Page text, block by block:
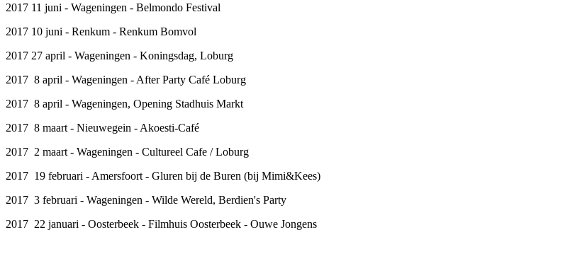
2017 11 juni - Wageningen - Belmondo Festival
2017 10 juni - Renkum - Renkum Bomvol
2017 27 april - Wageningen - Koningsdag, Loburg
2017 8 april - Wageningen - After Party Café Loburg
2017 8 april - Wageningen, Opening Stadhuis Markt
2017 8 maart - Nieuwegein - Akoesti-Café
2017 2 maart - Wageningen - Cultureel Cafe / Loburg
2017 19 februari - Amersfoort - Gluren bij de Buren (bij Mimi&Kees)
2017 3 februari - Wageningen - Wilde Wereld, Berdien's Party
2017 22 januari - Oosterbeek - Filmhuis Oosterbeek - Ouwe Jongens